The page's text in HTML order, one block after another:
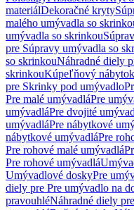
materiálDekoračné kryty
malého umývadla so
umývadla so skrinkou
pre Súpravy umývadla so
so skrinkouNáhradné diely
skrinkouKúpeľňový nábytok
pre Skrinky pod umývadlo
Pre malé umývadláPre
umývadláPre dvojité
umývadláPre nábytkové
nábytkové umývadláPre
Pre rohové malé umývadlá
Pre rohové umývadlá
Umývadlové doskyPre
diely pre Pre umývadlo na
pravouhléNáhradné diely